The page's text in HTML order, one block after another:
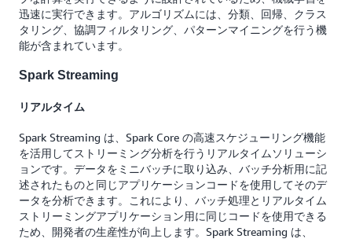
迅速に実行できます。アルゴリズムには、分類、回帰、クラス
タリング、協調フィルタリング、パターンマイニングを行う機
能が含まれています。
Spark Streaming
リアルタイム
Spark Streaming は、Spark Core の高速スケジューリング機能
を活用してストリーミング分析を行うリアルタイムソリューシ
ョンです。データをミニバッチに取り込み、バッチ分析用に記
述されたものと同じアプリケーションコードを使用してそのデ
ータを分析できます。これにより、バッチ処理とリアルタイム
ストリーミングアプリケーション用に同じコードを使用できる
ため、開発者の生産性が向上します。Spark Streaming は、